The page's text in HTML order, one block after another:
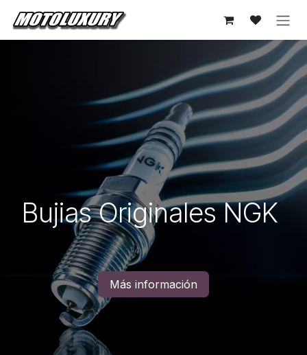
Ir al contenido
Bujias Originales NGK
Más información